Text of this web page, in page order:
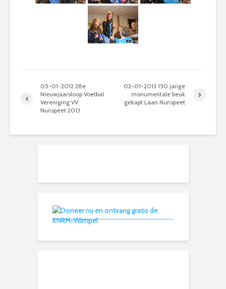
05-01-2012 28e
Nieuwjaarsloop Voetbal
Vereniging VV
Nunspeet 2013
02-01-2013 150 jarige
monumentale beuk
gekapt Laan Nunspeet